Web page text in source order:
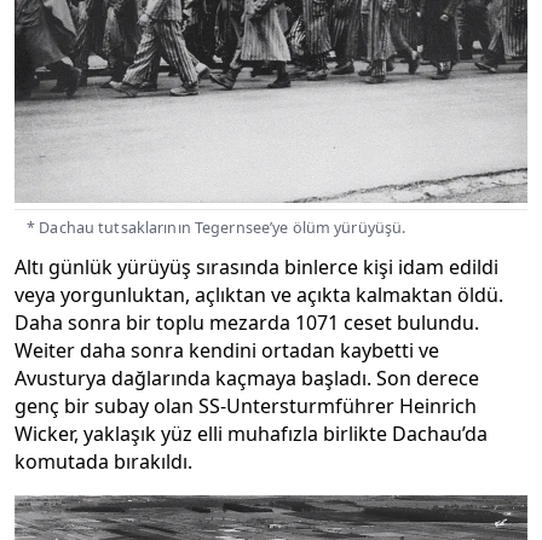
* Dachau tutsaklarının Tegernsee’ye ölüm yürüyüşü.
Altı günlük yürüyüş sırasında binlerce kişi idam edildi
veya yorgunluktan, açlıktan ve açıkta kalmaktan öldü.
Daha sonra bir toplu mezarda 1071 ceset bulundu.
Weiter daha sonra kendini ortadan kaybetti ve
Avusturya dağlarında kaçmaya başladı. Son derece
genç bir subay olan SS-Untersturmführer Heinrich
Wicker, yaklaşık yüz elli muhafızla birlikte Dachau’da
komutada bırakıldı.